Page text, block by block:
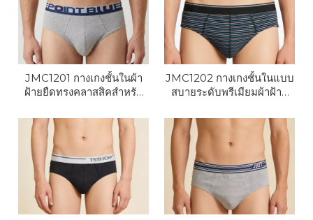
JMC1201 กางเกงชั้นในผ้า
ฝ้ายยืดทรงคลาสสิคสำหรับ
JMC1202 กางเกงชั้นในแบบ
สบายระดับพรีเมียมผ้าฝ้าย
Elastane